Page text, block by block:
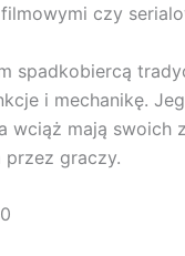
czy
spadkobiercą
i mechanikę.
wciąż mają swoich
graczy.